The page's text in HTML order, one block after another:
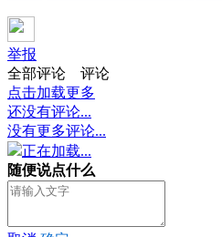
举报
全部评论
评论
点击加载更多
还没有评论...
没有更多评论...
正在加载...
随便说点什么